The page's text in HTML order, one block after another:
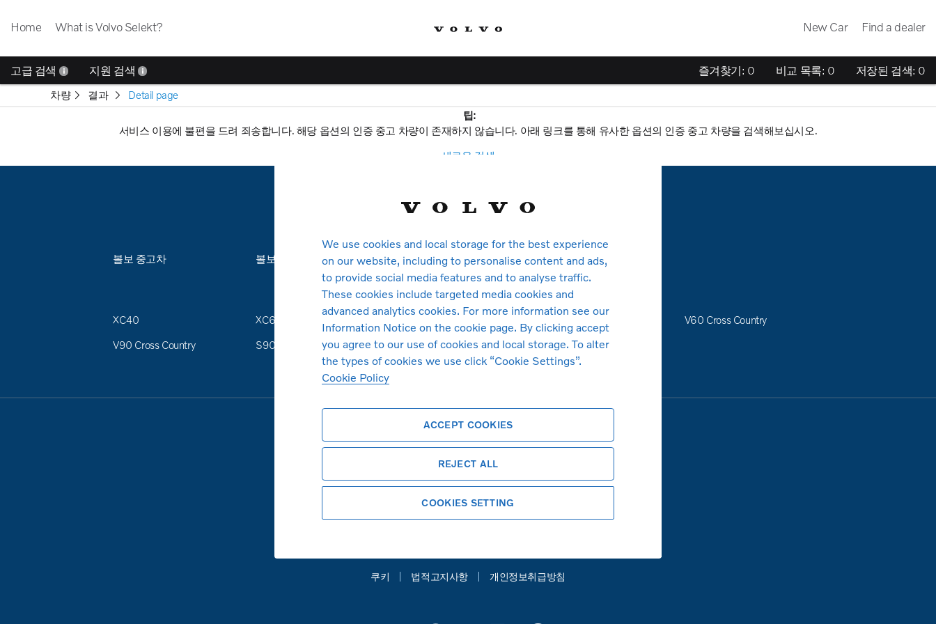
Home What is Volvo Selekt? New Car Find a dealer
고급 검색 지원 검색 즐겨찾기: 0 비교 목록: 0 저장된 검색: 0
차량 결과
Detail page
팁:
서비스 이용에 불편을 드려 죄송합니다. 해당 옵션의 인증 중고 차량이 존재하지 않습니다. 아래 링크를 통해 유사한 옵션의 인증 중고 차량을 검색해보십시오.
새로운 검색
볼보 중고차
볼보 데모 차량
모델
XC40
XC60
V60 Cross Country
V90 Cross Country
S90
볼보자동차 공식 홈페이지
쿠키
법적고지사항 개인정보취급방침
We use cookies and local storage for the best experience
on our website, including to personalise content and ads,
to provide social media features and to analyse traffic.
These cookies include targeted media cookies and
advanced analytics cookies. For more information see our
Information Notice on the cookie page. By clicking accept
you agree to our use of cookies and local storage. To alter
the types of cookies we use click “Cookie Settings”.
Cookie Policy
ACCEPT COOKIES
REJECT ALL
COOKIES SETTING